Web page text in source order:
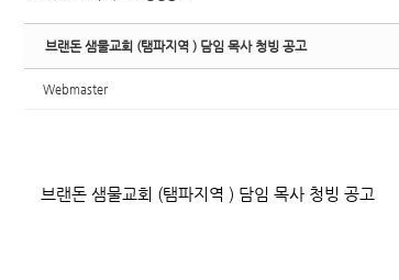
브랜돈 샘물교회 (탬파지역 ) 담임 목사 청빙 공고
Webmaster
브랜돈 샘물교회 (탬파지역 ) 담임 목사 청빙 공고